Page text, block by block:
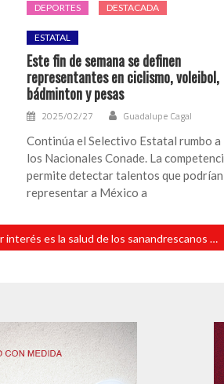
DEPORTES DESTACADA
ESTATAL
Este fin de semana se definen
representantes en ciclismo, voleibol,
bádminton y pesas
2025/02/27 Guadalupe Cagal
Continúa el Selectivo Estatal rumbo a
los Nacionales Conade. La
permite detectar talentos que podrían
representar a México a
“Mi mayor interés es la salud de los sanandrescanos y ofrecer más y mejores espacios médicos”: Tavo Pérez